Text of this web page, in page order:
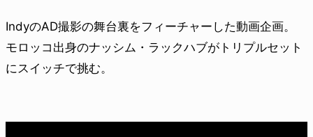
IndyのAD撮影の舞台裏をフィーチャーした動画企画。
モロッコ出身のナッシム・ラックハブがトリプルセット
にスイッチで挑む。